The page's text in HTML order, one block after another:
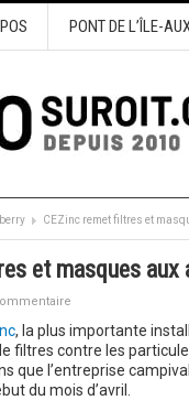
PONT DE L’ÎLE-
CEZinc remet filtres et
et masques aux
, la plus importante
filtres contre les
que l’entreprise
du mois d’avril.